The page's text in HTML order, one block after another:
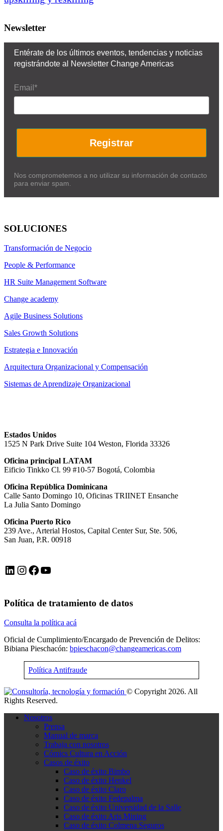
Newsletter
Entérate de los últimos eventos, tendencias y noticias
registrándote al Newsletter Change Americas
Email*
Registrar
Nos comprometemos a no utilizar su información de contacto
para enviar spam.
SOLUCIONES
Transformación de Negocio
People & Performance
HR Suite Management Software
Change academy
Agile Business Solutions
Sales Growth Solutions
Estrategia e Innovación
Arquitectura Organizacional y Compensación
Sistemas de Aprendizaje Organizacional
Estados Unidos
1525 N Park Drive Suite 104 Weston, Florida 33326
Oficina principal LATAM
Eificio Tinkko Cl. 99 #10-57 Bogotá, Colombia
Oficina República Dominicana
Calle Santo Domingo 10, Oficinas TRIINET Ensanche
La Julia Santo Domingo
Oficina Puerto Rico
239 Ave., Arterial Hostos, Capital Center Sur, Ste. 506,
San Juan, P.R. 00918
LinkedIn Instagram Facebook YouTube
Política de tratamiento de datos
Consulta la política acá
Oficial de Cumplimiento/Encargado de Prevención de Delitos:
Bibiana Pieschacón: bpieschacon@changeamericas.com
Política Antifraude
© Copyright 2026. All
Rights Reserved.
Nosotros
Prensa
Manual de marca
Trabaja con nosotros
Cómics Cultura en Acción
Casos de éxito
Caso de éxito Bimbo
Caso de éxito Henkel
Caso de éxito Claro
Caso de éxito Fedepalma
Caso de éxito Universidad de la Salle
Caso de éxito Aris Mining
Caso de éxito Colmena Seguros